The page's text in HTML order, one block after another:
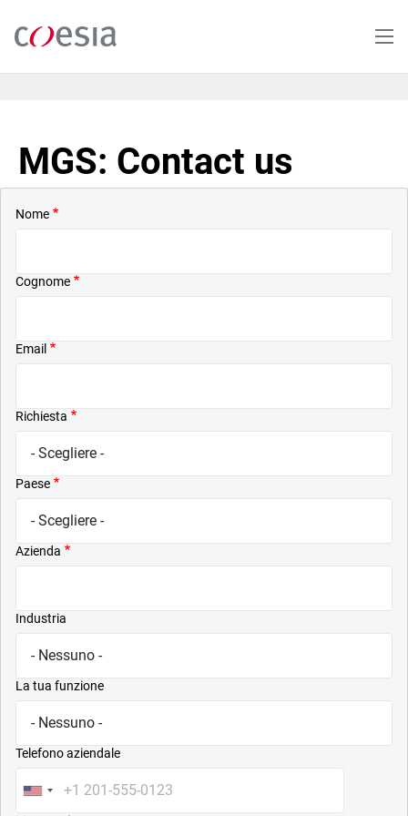
contenuto
MGS: Contact us
Nome
Cognome
Email
Richiesta
Paese
Azienda
Industria
La tua funzione
Telefono aziendale